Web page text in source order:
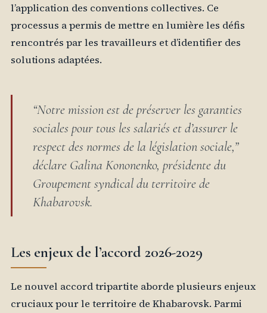
l’application des conventions collectives. Ce
processus a permis de mettre en lumière les défis
rencontrés par les travailleurs et d’identifier des
solutions adaptées.
“Notre mission est de préserver les garanties
sociales pour tous les salariés et d’assurer le
respect des normes de la législation sociale,”
déclare Galina Kononenko, présidente du
Groupement syndical du territoire de
Khabarovsk.
Les enjeux de l’accord 2026-2029
Le nouvel accord tripartite aborde plusieurs enjeux
cruciaux pour le territoire de Khabarovsk. Parmi